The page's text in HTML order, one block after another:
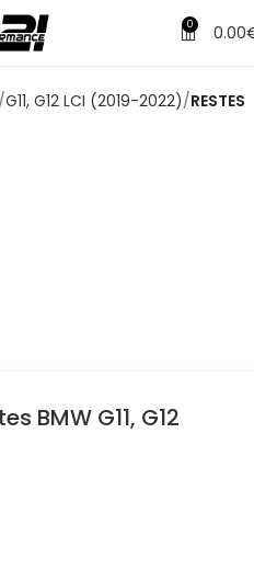
0 0.00
G11, G12 LCI (2019-2022) RESTES
BMW G11, G12